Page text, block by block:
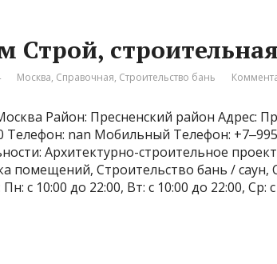
Строй,
Москва, Справочная, Строительство бань
Район: Пресненский район Адрес:
Телефон: nan Мобильный Телефон:
Архитектурно-строительное
помещений, Строительство бань /
с 10:00 до 22:00, Вт: с 10:00 до 22:00, Ср: